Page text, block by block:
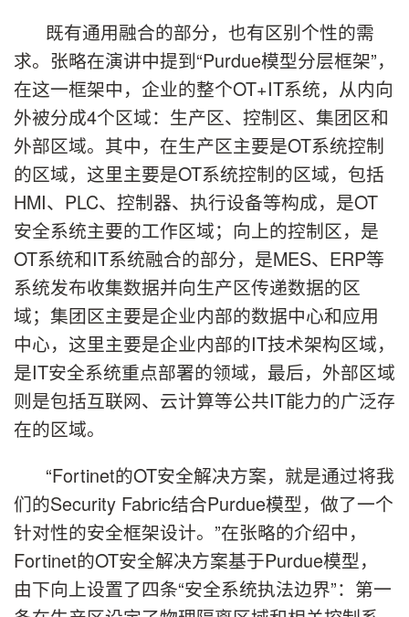
既有通用融合的部分，也有区别个性的需
求。张略在演讲中提到“Purdue模型分层框架”，
在这一框架中，企业的整个OT+IT系统，从内向
外被分成4个区域：生产区、控制区、集团区和
外部区域。其中，在生产区主要是OT系统控制
的区域，这里主要是OT系统控制的区域，包括
HMI、PLC、控制器、执行设备等构成，是OT
安全系统主要的工作区域；向上的控制区，是
OT系统和IT系统融合的部分，是MES、ERP等
系统发布收集数据并向生产区传递数据的区
域；集团区主要是企业内部的数据中心和应用
中心，这里主要是企业内部的IT技术架构区域，
是IT安全系统重点部署的领域，最后，外部区域
则是包括互联网、云计算等公共IT能力的广泛存
在的区域。
“Fortinet的OT安全解决方案，就是通过将我
们的Security Fabric结合Purdue模型，做了一个
针对性的安全框架设计。”在张略的介绍中，
Fortinet的OT安全解决方案基于Purdue模型，
由下向上设置了四条“安全系统执法边界”：第一